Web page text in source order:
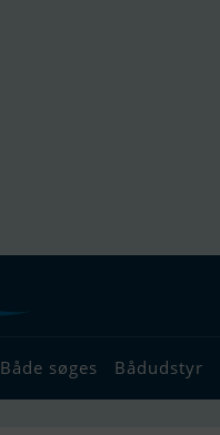
Både søges Bådudstyr